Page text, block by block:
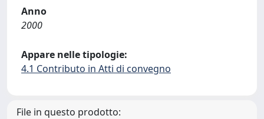
Anno
2000
Appare nelle tipologie:
4.1 Contributo in Atti di convegno
File in questo prodotto: